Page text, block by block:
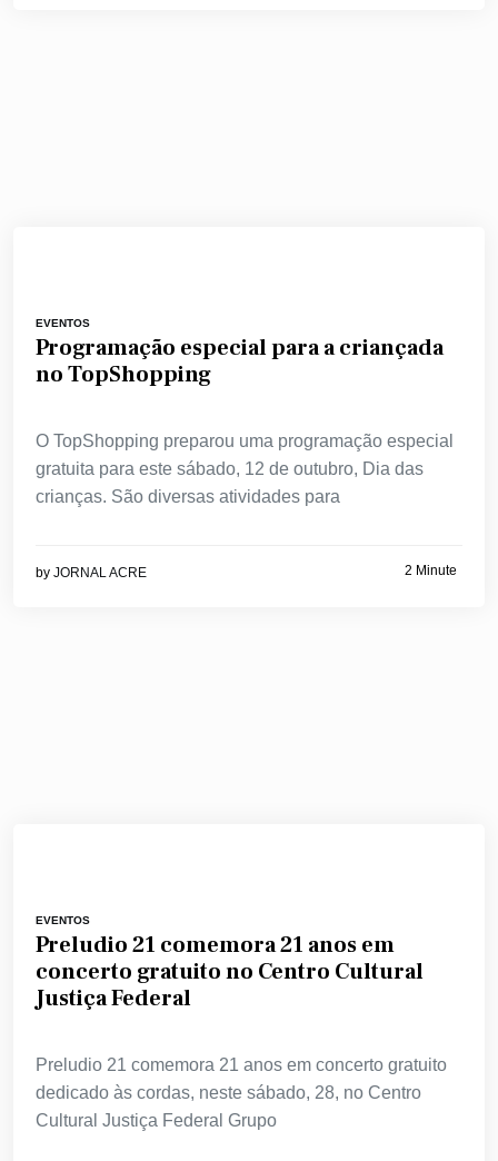
EVENTOS
Programação especial para a criançada
no TopShopping
O TopShopping preparou uma programação especial
gratuita para este sábado, 12 de outubro, Dia das
crianças. São diversas atividades para
by JORNAL ACRE 2 Minute
EVENTOS
Preludio 21 comemora 21 anos em
concerto gratuito no Centro Cultural
Justiça Federal
Preludio 21 comemora 21 anos em concerto gratuito
dedicado às cordas, neste sábado, 28, no Centro
Cultural Justiça Federal Grupo